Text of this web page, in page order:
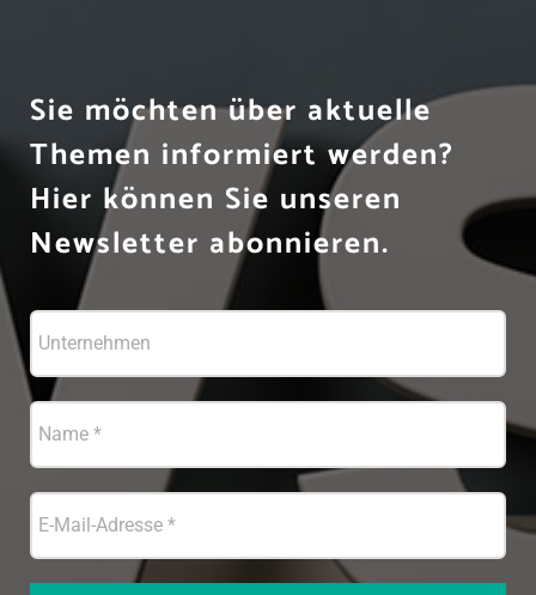
Sie möchten über aktuelle
Themen informiert werden?
Hier können Sie unseren
Newsletter abonnieren.